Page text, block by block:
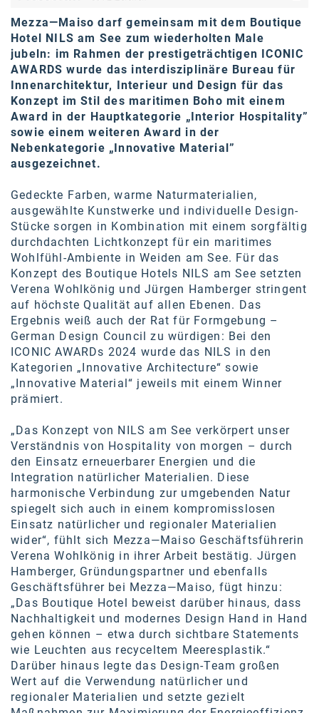
Neudoerfler
OBI
Oral-B
PAYBACK
Planted
PwC
P&G
RIC
Schiefer Rechtsanwälte
Security KAG
smart
Smile Österreich
Strategie Austria
Strategy&
TEDAI
TheVentury
VELUX
vivo
WALTER GROUP
WEB Windenergie AG
WEconomy - Diversity works!
Calle Libre
ÖZSV
Media
Mezza—Maiso darf gemeinsam mit dem Boutique
Hotel NILS am See zum wiederholten Male
jubeln: im Rahmen der prestigeträchtigen ICONIC
AWARDS wurde das interdisziplinäre Bureau für
Innenarchitektur, Interieur und Design für das
Konzept im Stil des maritimen Boho mit einem
Award in der Hauptkategorie „Interior Hospitality”
sowie einem weiteren Award in der
Nebenkategorie „Innovative Material”
ausgezeichnet.
Gedeckte Farben, warme Naturmaterialien,
ausgewählte Kunstwerke und individuelle Design-
Stücke sorgen in Kombination mit einem sorgfältig
durchdachten Lichtkonzept für ein maritimes
Wohlfühl-Ambiente in Weiden am See. Für das
Konzept des Boutique Hotels NILS am See setzten
Verena Wohlkönig und Jürgen Hamberger stringent
auf höchste Qualität auf allen Ebenen. Das
Ergebnis weiß auch der Rat für Formgebung –
German Design Council zu würdigen: Bei den
ICONIC AWARDs 2024 wurde das NILS in den
Kategorien „Innovative Architecture“ sowie
„Innovative Material“ jeweils mit einem Winner
prämiert.
„Das Konzept von NILS am See verkörpert unser
Verständnis von Hospitality von morgen – durch
den Einsatz erneuerbarer Energien und die
Integration natürlicher Materialien. Diese
harmonische Verbindung zur umgebenden Natur
spiegelt sich auch in einem kompromisslosen
Einsatz natürlicher und regionaler Materialien
wider“, fühlt sich Mezza—Maiso Geschäftsführerin
Verena Wohlkönig in ihrer Arbeit bestätig. Jürgen
Hamberger, Gründungspartner und ebenfalls
Geschäftsführer bei Mezza—Maiso, fügt hinzu:
„Das Boutique Hotel beweist darüber hinaus, dass
Nachhaltigkeit und modernes Design Hand in Hand
gehen können – etwa durch sichtbare Statements
wie Leuchten aus recyceltem Meeresplastik.“
Darüber hinaus legte das Design-Team großen
Wert auf die Verwendung natürlicher und
regionaler Materialien und setzte gezielt